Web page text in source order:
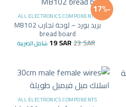
-17%
ALL ELECTRONICS COMPONENTS
بريد بورد – لوحة تجارب MB102
bread board
23SAR
19SAR شامل الضريبة
ALL ELECTRONICS COMPONENTS